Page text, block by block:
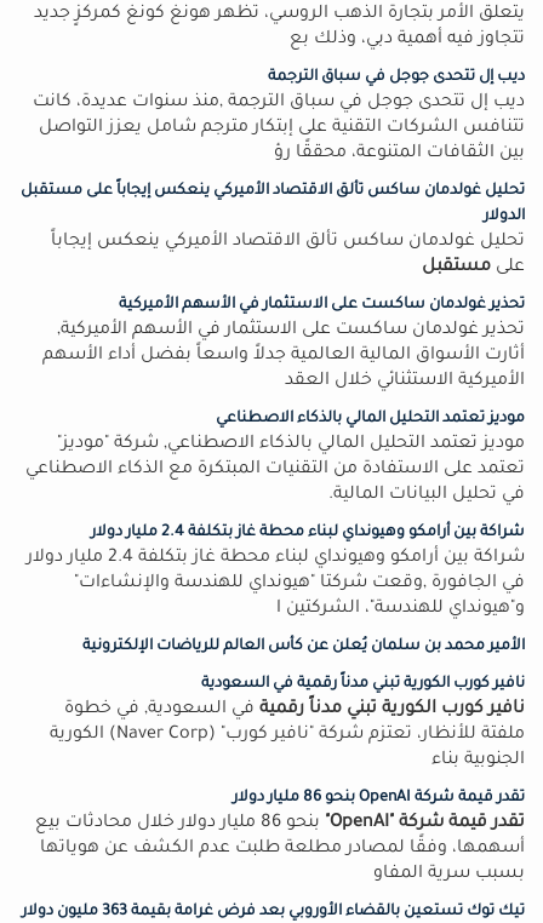
يتعلق الأمر بتجارة الذهب الروسي، تظهر هونغ كونغ كمركزٍ جديد
تتجاوز فيه أهمية دبي، وذلك بع
ديب إل تتحدى جوجل في سباق الترجمة
ديب إل تتحدى جوجل في سباق الترجمة ,منذ سنوات عديدة، كانت
تتنافس الشركات التقنية على إبتكار مترجم شامل يعزز التواصل
بين الثقافات المتنوعة، محققًا رؤ
تحليل غولدمان ساكس تألق الاقتصاد الأميركي ينعكس إيجاباً على مستقبل
الدولار
تحليل غولدمان ساكس تألق الاقتصاد الأميركي ينعكس إيجاباً
على مستقبل
تحذير غولدمان ساكست على الاستثمار في الأسهم الأميركية
تحذير غولدمان ساكست على الاستثمار في الأسهم الأميركية,
أثارت الأسواق المالية العالمية جدلاً واسعاً بفضل أداء الأسهم
الأميركية الاستثنائي خلال العقد
موديز تعتمد التحليل المالي بالذكاء الاصطناعي
موديز تعتمد التحليل المالي بالذكاء الاصطناعي, شركة "موديز"
تعتمد على الاستفادة من التقنيات المبتكرة مع الذكاء الاصطناعي
في تحليل البيانات المالية.
شراكة بين أرامكو وهيونداي لبناء محطة غاز بتكلفة 2.4 مليار دولار
شراكة بين أرامكو وهيونداي لبناء محطة غاز بتكلفة 2.4 مليار دولار
في الجافورة ,وقعت شركتا "هيونداي للهندسة والإنشاءات"
و"هيونداي للهندسة"، الشركتين ا
الأمير محمد بن سلمان يُعلن عن كأس العالم للرياضات الإلكترونية
نافير كورب الكورية تبني مدناً رقمية في السعودية
نافير كورب الكورية تبني مدناً رقمية في السعودية, في خطوة
ملفتة للأنظار، تعتزم شركة "نافير كورب" (Naver Corp) الكورية
الجنوبية بناء
تقدر قيمة شركة OpenAI بنحو 86 مليار دولار
تقدر قيمة شركة "OpenAI"
بنحو 86 مليار دولار خلال محادثات بيع
أسهمها، وفقًا لمصادر مطلعة طلبت عدم الكشف عن هوياتها
بسبب سرية المفاو
تيك توك تستعين بالقضاء الأوروبي بعد فرض غرامة بقيمة 363 مليون دولار